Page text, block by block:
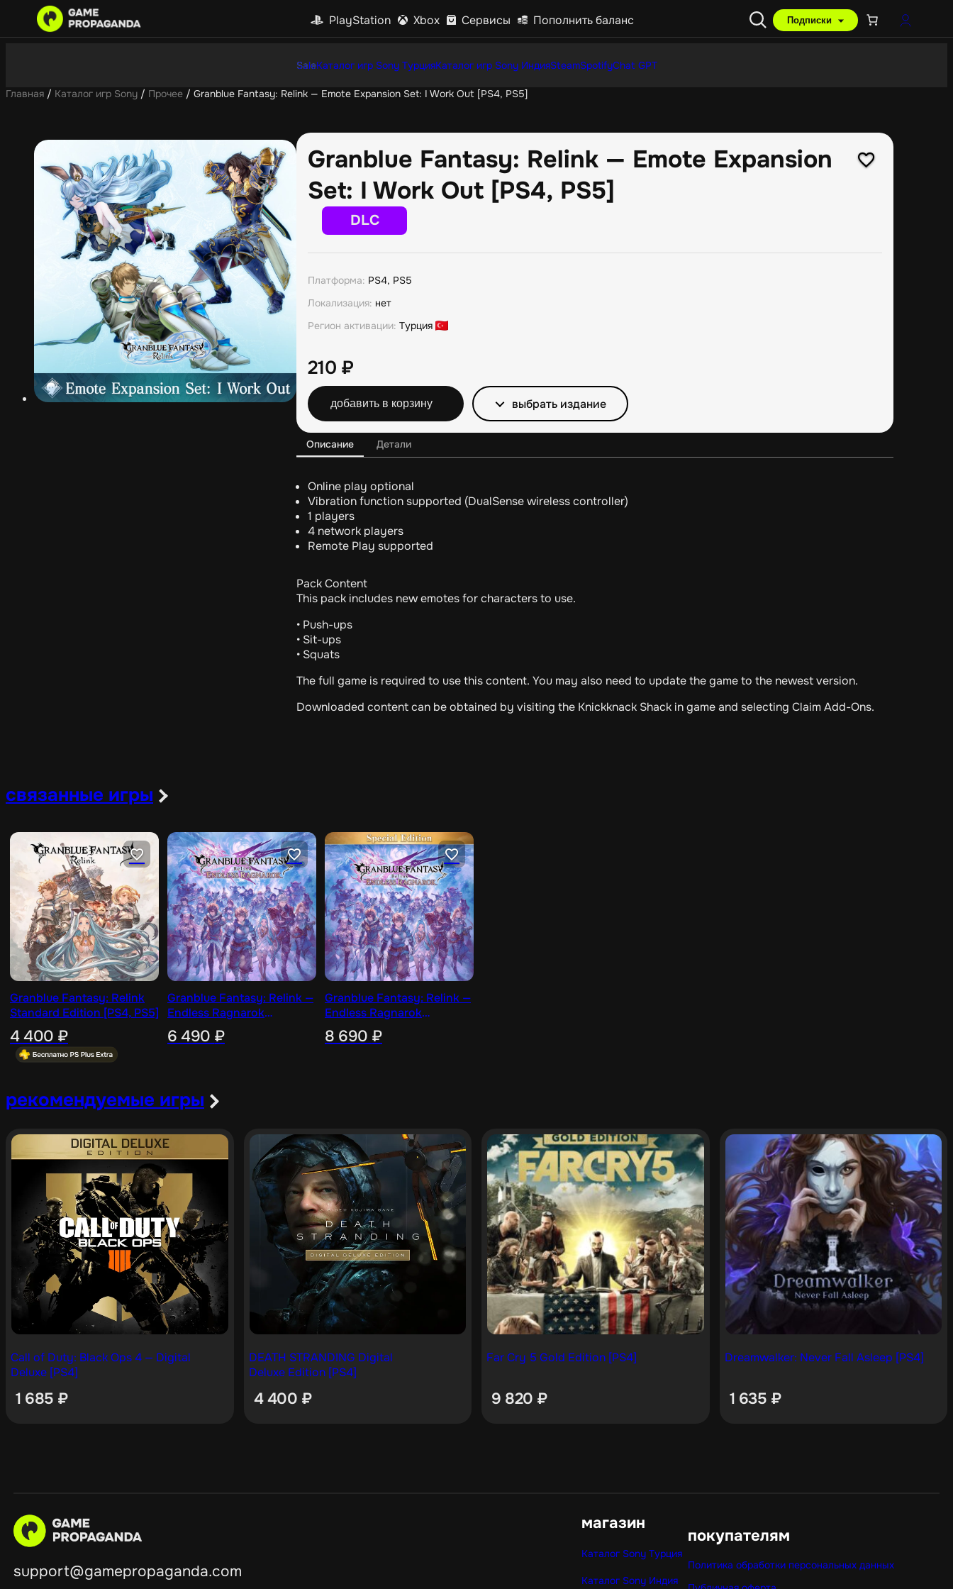
PlayStation Xbox Сервисы Пополнить баланс Подписки
SaleКаталог игр Sony ТурцияКаталог игр Sony ИндияSteamSpotifyChat GPT
Главная / Каталог игр Sony / Прочее / Granblue Fantasy: Relink — Emote Expansion Set: I Work Out [PS4, PS5]
Granblue Fantasy: Relink — Emote Expansion
Set: I Work Out [PS4, PS5]
DLC
Платформа: PS4, PS5
Локализация: нет
Регион активации: Турция
210 ₽
добавить в корзину выбрать издание
Описание Детали
Online play optional
Vibration function supported (DualSense wireless controller)
1 players
4 network players
Remote Play supported
Pack Content
This pack includes new emotes for characters to use.
• Push-ups
• Sit-ups
• Squats
The full game is required to use this content. You may also need to update the game to the newest version.
Downloaded content can be obtained by visiting the Knickknack Shack in game and selecting Claim Add-Ons.
связанные игры
Granblue Fantasy: Relink
Standard Edition [PS4, PS5]
4 400 ₽
Granblue Fantasy: Relink —
Endless Ragnarok
(Standard Edition)
[PS4, PS5]
6 490 ₽
Granblue Fantasy: Relink —
Endless Ragnarok
(Special Edition) [PS4, PS5]
8 690 ₽
рекомендуемые игры
Call of Duty: Black Ops 4 — Digital
Deluxe [PS4]
1 685 ₽
DEATH STRANDING Digital
Deluxe Edition [PS4]
4 400 ₽
Far Cry 5 Gold Edition [PS4]
9 820 ₽
Dreamwalker: Never Fall Asleep [PS4]
1 635 ₽
support@gamepropaganda.com
магазин
Каталог Sony Турция
Каталог Sony Индия
покупателям
Политика обработки персональных данных